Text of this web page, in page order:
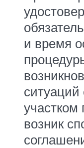
и время
ситуаций
участком
возник